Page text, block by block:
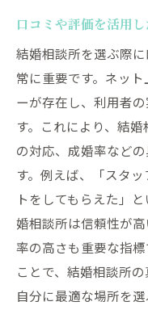
重要性
理想のパ
過去の恋
自己分析を
成婚率を高
自己分析を
結婚相談所で成
動のすすめ
積極的な活
口コミや評価を活用
結婚相談所を選ぶ際
常に重要です。ネッ
ーが存在し、利用者
す。これにより、結
の対応、成婚率など
す。例えば、「スタ
トをしてもらえた」
婚相談所は信頼性が
率の高さも重要な指
ことで、結婚相談所
自分に最適な場所を選